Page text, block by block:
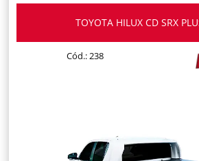
TOYOTA HILUX CD SRX
Cód.: 238